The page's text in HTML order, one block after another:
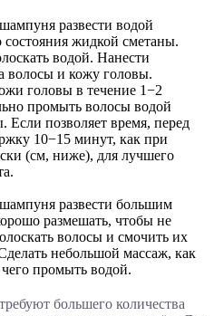
развести водой
жидкой сметаны.
водой. Нанести
волосы и кожу головы.
головы в течение 1−2
промыть волосы водой
Если позволяет время, перед
10−15 минут, как при
(см, ниже), для лучшего
развести большим
размешать, чтобы не
волосы и смочить их
небольшой массаж, как
промыть водой.
большего количества